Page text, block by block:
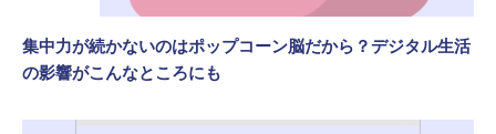
集中力が続かないのはポップコーン脳だから？デジタル生活
の影響がこんなところにも